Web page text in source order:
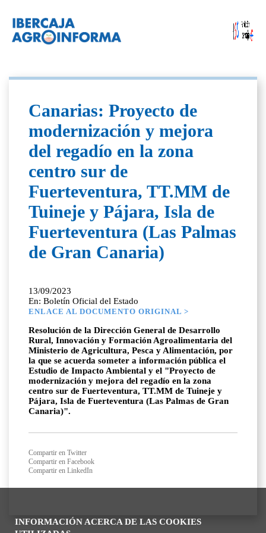
INFORMACIÓN ACERCA DE LAS COOKIES
Canarias: Proyecto de
modernización y mejora
del regadío en la zona
centro sur de
Fuerteventura, TT.MM de
Tuineje y Pájara, Isla de
Fuerteventura (Las Palmas
de Gran Canaria)
13/09/2023
En: Boletín Oficial del Estado
ENLACE AL DOCUMENTO ORIGINAL >
Resolución de la Dirección General de Desarrollo
Rural, Innovación y Formación Agroalimentaria del
Ministerio de Agricultura, Pesca y Alimentación, por
la que se acuerda someter a información pública el
Estudio de Impacto Ambiental y el "Proyecto de
modernización y mejora del regadío en la zona
centro sur de Fuerteventura, TT.MM de Tuineje y
Pájara, Isla de Fuerteventura (Las Palmas de Gran
Canaria)".
Compartir en Twitter
Compartir en Facebook
Compartir en LinkedIn